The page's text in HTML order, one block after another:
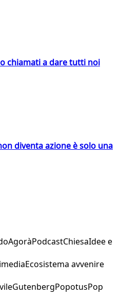
chiamati a dare tutti noi
diventa azione è solo una
AgoràPodcastChiesaIdee e
Ecosistema avvenire
GutenbergPopotusPop